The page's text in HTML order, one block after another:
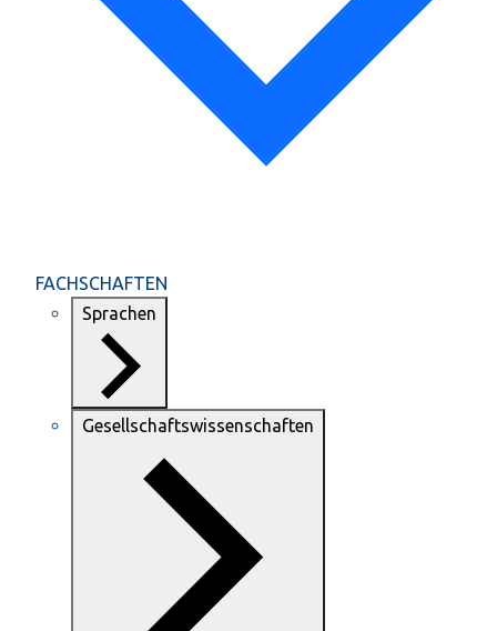
FACHSCHAFTEN
Sprachen
Gesellschaftswissenschaften